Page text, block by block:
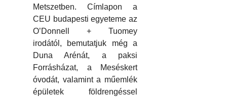
Metszetben. Címlapon a
CEU budapesti egyeteme az
O’Donnell + Tuomey
irodától, bemutatjuk még a
Duna Arénát, a paksi
Forrásházat, a Meséskert
óvodát, valamint a műemlék
épületek földrengéssel